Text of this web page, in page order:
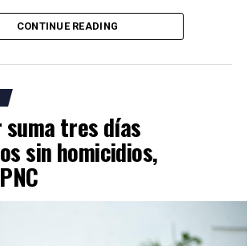
de determinadas garantías
lo que amplió las facultades de las
a estructuras criminales.
a esta estrategia una
de los homicidios y de otros
y los robos.
Nayib Bukele a la Presidencia, en
estadísticas oficiales muestran una
en los homicidios. Durante su
contabiliza 1,288 jornadas sin
CONTINUE READING
suma tres días
sin homicidios,